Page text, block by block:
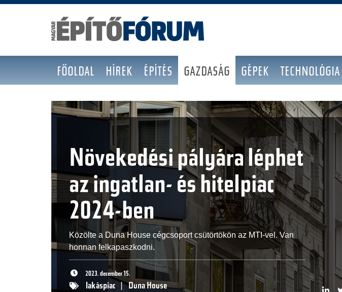
FŐOLDAL HÍREK ÉPÍTÉS GAZDASÁG GÉPEK TECHNOLÓGIA
Növekedési pályára léphet
az ingatlan- és hitelpiac
2024-ben
Közölte a Duna House cégcsoport csütörtökön az MTI-vel. Van
honnan felkapaszkodni.
2023. december 15.
lakáspiac | Duna House